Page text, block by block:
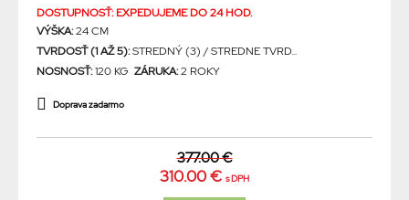
DOSTUPNOSŤ: EXPEDUJEME DO 24 HOD.
VÝŠKA:24 CM
TVRDOSŤ (1 AŽ 5):STREDNÝ (3) / STREDNE TVRD...
NOSNOSŤ:120 KG ZÁRUKA:2 ROKY
Doprava zadarmo
377.00 €
310.00 € s DPH